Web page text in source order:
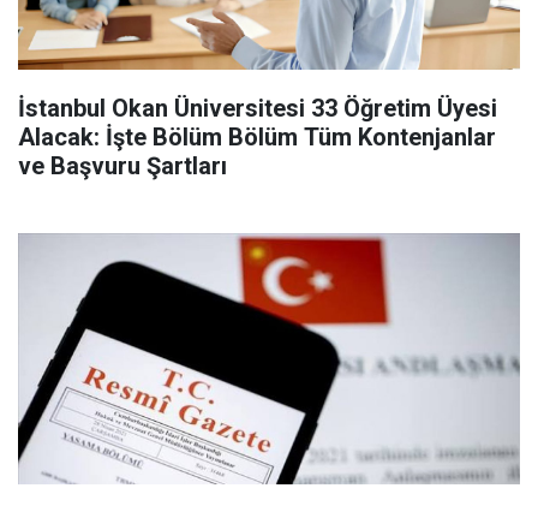
İstanbul Okan Üniversitesi 33 Öğretim Üyesi
Alacak: İşte Bölüm Bölüm Tüm Kontenjanlar
ve Başvuru Şartları